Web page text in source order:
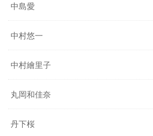
中島愛
中村悠一
中村繪里子
丸岡和佳奈
丹下桜